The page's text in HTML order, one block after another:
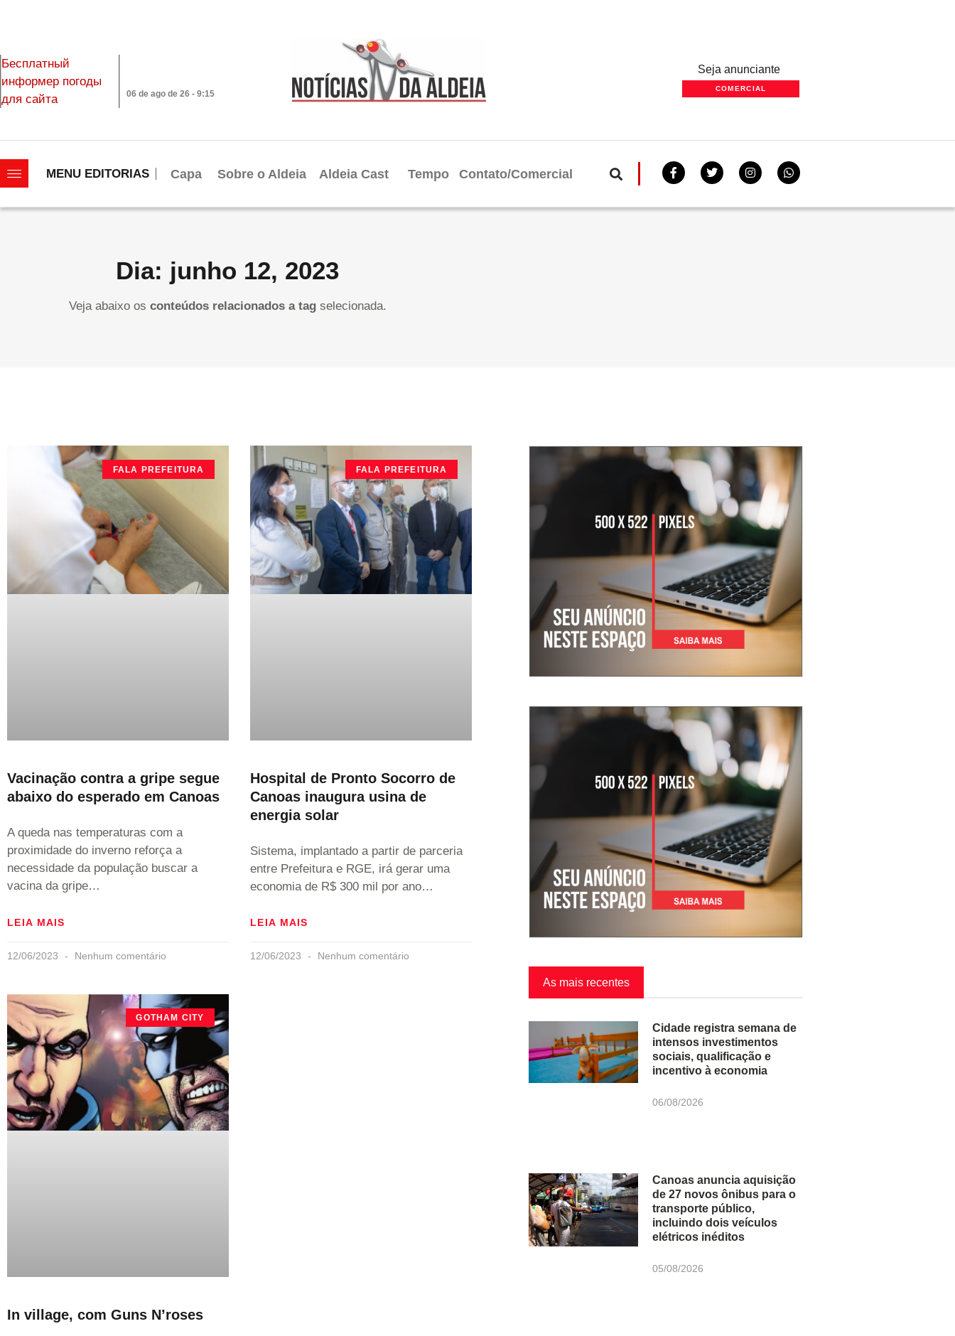
Бесплатный
информер погоды
для сайта
06 de ago de 26 - 9:15
Seja anunciante
COMERCIAL
MENU EDITORIAS Capa Sobre o Aldeia Aldeia Cast Tempo Contato/Comercial
Dia: junho 12, 2023
Veja abaixo os conteúdos relacionados a tagselecionada.
FALA PREFEITURA
Vacinação contra a gripe segue
abaixo do esperado em Canoas
A queda nas temperaturas com a
proximidade do inverno reforça a
necessidade da população buscar a
vacina da gripe…
LEIA MAIS
12/06/2023 Nenhum comentário
FALA PREFEITURA
Hospital de Pronto Socorro de
Canoas inaugura usina de
energia solar
Sistema, implantado a partir de parceria
entre Prefeitura e RGE, irá gerar uma
economia de R$ 300 mil por ano…
LEIA MAIS
12/06/2023 Nenhum comentário
GOTHAM CITY
In village, com Guns N’roses
As mais recentes
Cidade registra semana de
intensos investimentos
sociais, qualificação e
incentivo à economia
06/08/2026
Canoas anuncia aquisição
de 27 novos ônibus para o
transporte público,
incluindo dois veículos
elétricos inéditos
05/08/2026